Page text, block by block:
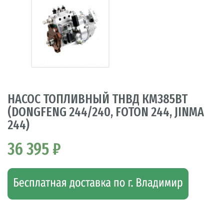
НАСОС ТОПЛИВНЫЙ ТНВД КМ385ВТ
(DONGFENG 244/240, FOTON 244, JINMA
244)
36 395 ₽